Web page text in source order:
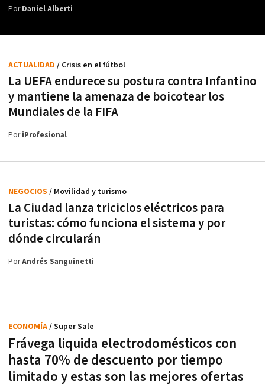
PorDaniel Alberti
La UEFA endurece su postura contra Infantino
y mantiene la amenaza de boicotear los
Mundiales de la FIFA
ACTUALIDAD / Crisis en el fútbol
PoriProfesional
La Ciudad lanza triciclos eléctricos para
turistas: cómo funciona el sistema y por
dónde circularán
NEGOCIOS / Movilidad y turismo
PorAndrés Sanguinetti
Frávega liquida electrodomésticos con
hasta 70% de descuento por tiempo
limitado y estas son las mejores ofertas
ECONOMÍA/ Super Sale